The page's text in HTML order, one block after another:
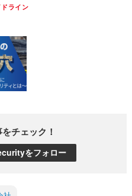
ライン
チェック！
をフォロー